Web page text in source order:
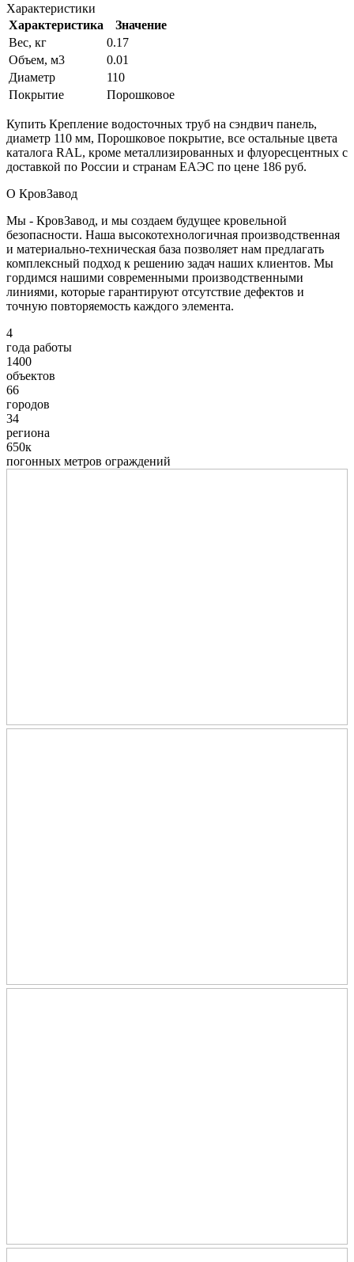
Характеристики
Характеристика
Значение
Вес, кг
0.17
Объем, м3
0.01
Диаметр
110
Покрытие
Порошковое
Купить Крепление водосточных труб на сэндвич панель,
диаметр 110 мм, Порошковое покрытие, все остальные цвета
каталога RAL, кроме металлизированных и флуоресцентных с
доставкой по России и странам ЕАЭС по цене 186 руб.
О КровЗавод
Мы - КровЗавод, и мы создаем будущее кровельной
безопасности. Наша высокотехнологичная производственная
и материально-техническая база позволяет нам предлагать
комплексный подход к решению задач наших клиентов. Мы
гордимся нашими современными производственными
линиями, которые гарантируют отсутствие дефектов и
точную повторяемость каждого элемента.
4
года работы
1400
объектов
66
городов
34
региона
650к
погонных метров ограждений